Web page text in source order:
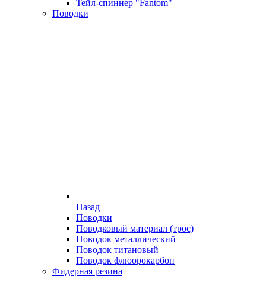
Тейл-спиннер "Fantom"
Поводки
Назад
Поводки
Поводковый материал (трос)
Поводок металлический
Поводок титановый
Поводок флюорокарбон
Фидерная резина